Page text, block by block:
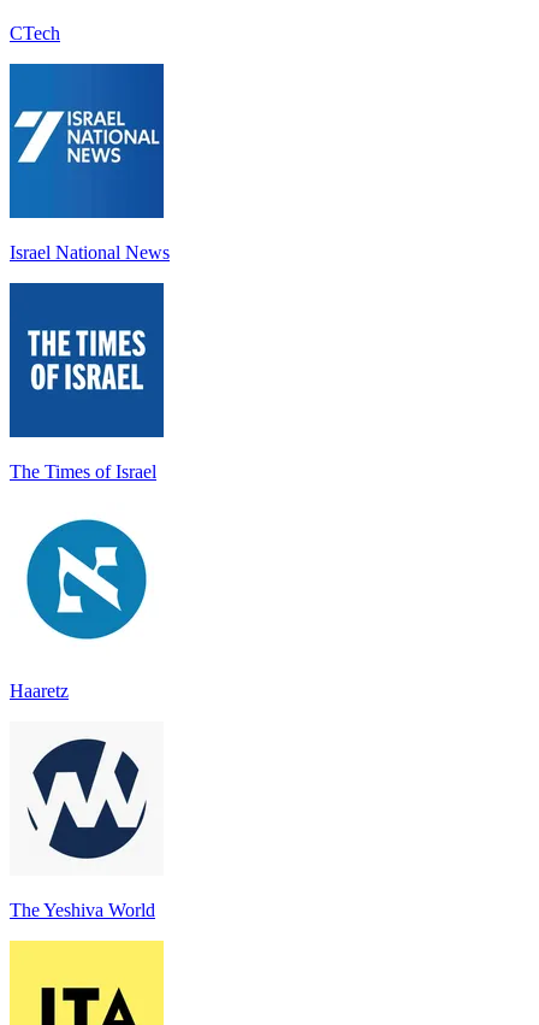
CTech
Israel National News
The Times of Israel
Haaretz
The Yeshiva World